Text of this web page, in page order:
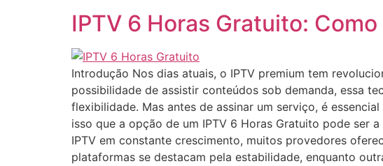
IPTV 6 Horas Gratuito:
Introdução Nos dias atuais, o IPTV premium tem
possibilidade de assistir conteúdos sob demanda, essa
flexibilidade. Mas antes de assinar um serviço, é
isso que a opção de um IPTV 6 Horas Gratuito pode ser
IPTV em constante crescimento, muitos provedores
plataformas se destacam pela estabilidade, enquanto